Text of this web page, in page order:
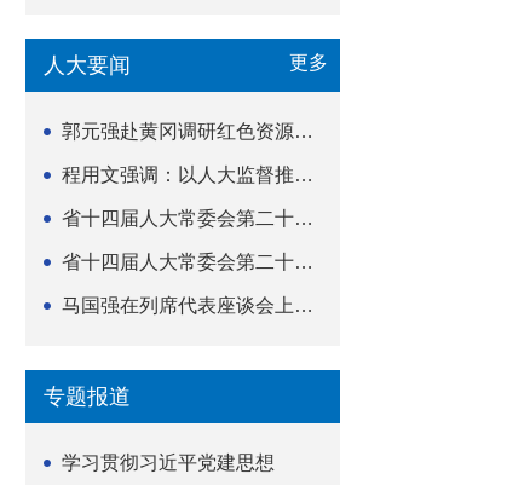
人大要闻 更多
郭元强赴黄冈调研红色资源保护传承立法等工作
程用文强调：以人大监督推动科技金融高质量发展
省十四届人大常委会第二十五次会议闭幕
省十四届人大常委会第二十五次会议举行
马国强在列席代表座谈会上强调 以精准履职筑牢荆楚...
专题报道
学习贯彻习近平党建思想